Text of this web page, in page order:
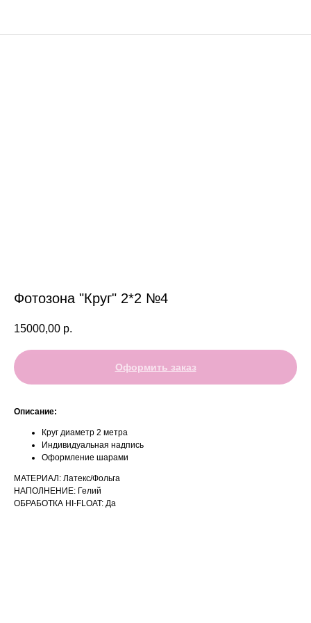
Фотозона "Круг" 2*2 №4
15000,00 р.
Оформить заказ
Описание:
Круг диаметр 2 метра
Индивидуальная надпись
Оформление шарами
МАТЕРИАЛ: Латекс/Фольга
НАПОЛНЕНИЕ: Гелий
ОБРАБОТКА HI-FLOAT: Да